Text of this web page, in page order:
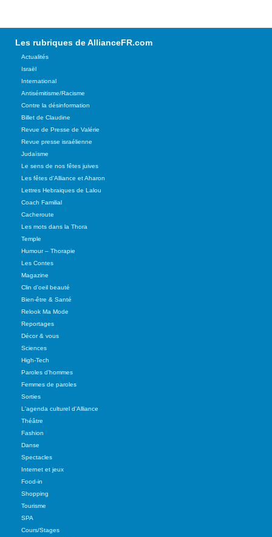
Les rubriques de AllianceFR.com
Actualités
Israël
International
Antisémitisme/Racisme
Contre la désinformation
Billet de Claudine
Revue de Presse de Valérie
Revue presse israélienne
Judaïsme
Le sens de nos fêtes juives
Les fêtes d'Alliance et Aharon
Lettres Hebraiques de Lalou
Coach Familial
Cacheroute
Les mots dans la Thora
Temple
Humour – Thorapie
Les Contes
Magazine
Clin d'oeil beauté
Bien-être & Santé
Relook Ma Mode
Reportages
Décor & vous
Sciences
High-Tech
Paroles d'hommes
Femmes de paroles
Sorties
L'agenda culturel d'Alliance
Théâtre
Fashion
Danse
Spectacles
Internet et jeux
Food-in
Shopping
Tourisme
SPA
Cours/Stages